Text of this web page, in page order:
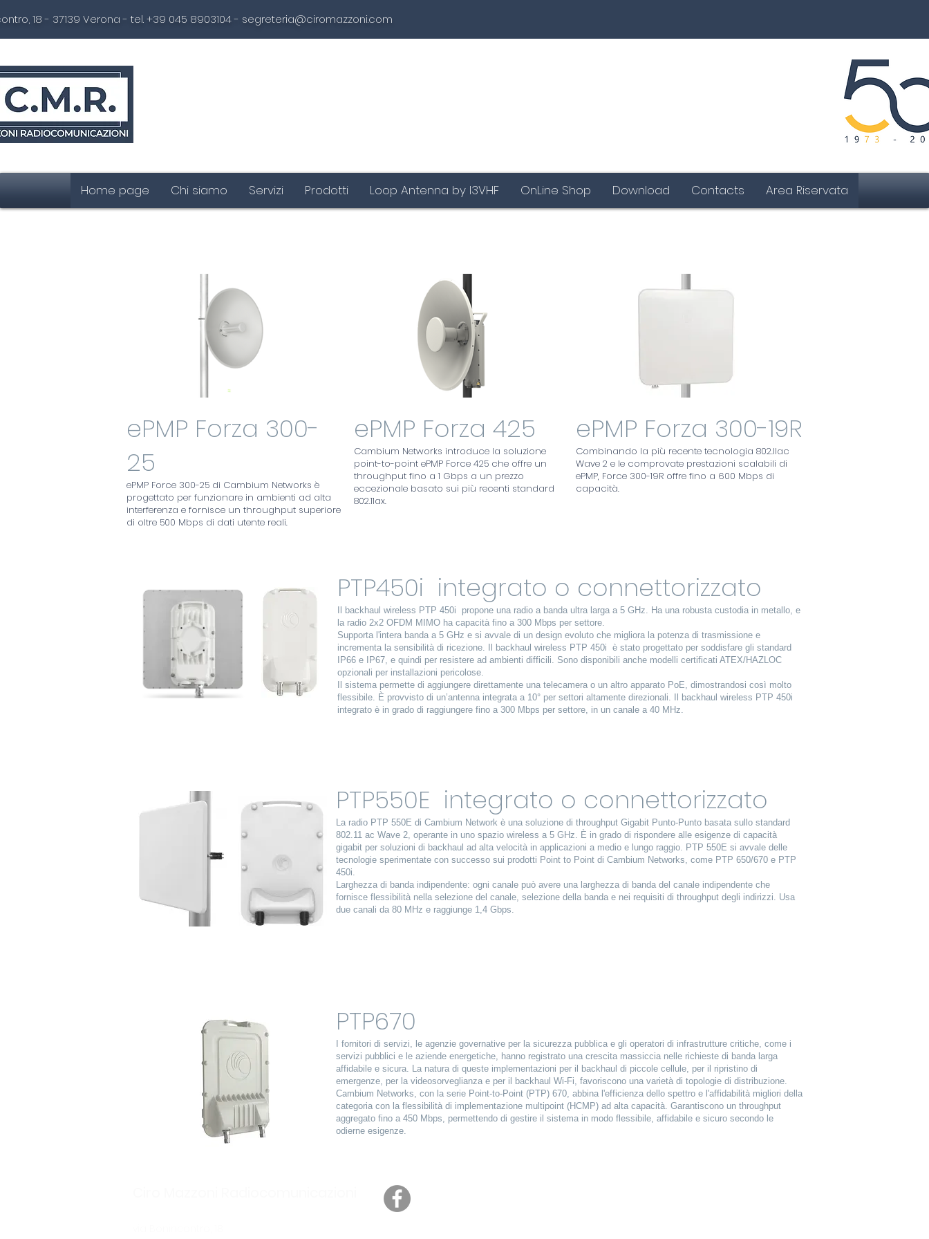
18 - 37139 Verona - tel. +39 045 8903104 - segreteria@ciromazzoni.com
Home page Chi siamo Servizi Prodotti Loop Antenna by I3VHF OnLine Shop Download Contacts Area Riservata
ePMP Forza 300-
25
ePMP Force 300-25 di Cambium Networks è
progettato per funzionare in ambienti ad alta
interferenza e fornisce un throughput superiore
di oltre 500 Mbps di dati utente reali.
ePMP Forza 425
Cambium Networks introduce la soluzione
point-to-point ePMP Force 425 che offre un
throughput fino a 1 Gbps a un prezzo
eccezionale basato sui più recenti standard
802.11ax.
ePMP Forza 300-19R
Combinando la più recente tecnologia 802.llac
Wave 2 e le comprovate prestazioni scalabili di
ePMP, Force 300-19R offre fino a 600 Mbps di
capacità.
PTP450i integrato o connettorizzato
Il backhaul wireless PTP 450i propone una radio a banda ultra larga a 5 GHz. Ha una robusta custodia in metallo, e
la radio 2x2 OFDM MIMO ha capacità fino a 300 Mbps per settore.
Supporta l'intera banda a 5 GHz e si avvale di un design evoluto che migliora la potenza di trasmissione e
incrementa la sensibilità di ricezione. Il backhaul wireless PTP 450i è stato progettato per soddisfare gli standard
IP66 e IP67, e quindi per resistere ad ambienti difficili. Sono disponibili anche modelli certificati ATEX/HAZLOC
opzionali per installazioni pericolose.
Il sistema permette di aggiungere direttamente una telecamera o un altro apparato PoE, dimostrandosi così molto
flessibile. È provvisto di un’antenna integrata a 10° per settori altamente direzionali. Il backhaul wireless PTP 450i
integrato è in grado di raggiungere fino a 300 Mbps per settore, in un canale a 40 MHz.
PTP550E integrato o connettorizzato
La radio PTP 550E di Cambium Network è una soluzione di throughput Gigabit Punto-Punto basata sullo standard
802.11 ac Wave 2, operante in uno spazio wireless a 5 GHz. È in grado di rispondere alle esigenze di capacità
gigabit per soluzioni di backhaul ad alta velocità in applicazioni a medio e lungo raggio. PTP 550E si avvale delle
tecnologie sperimentate con successo sui prodotti Point to Point di Cambium Networks, come PTP 650/670 e PTP
450i.
Larghezza di banda indipendente: ogni canale può avere una larghezza di banda del canale indipendente che
fornisce flessibilità nella selezione del canale, selezione della banda e nei requisiti di throughput degli indirizzi. Usa
due canali da 80 MHz e raggiunge 1,4 Gbps.
PTP670
I fornitori di servizi, le agenzie governative per la sicurezza pubblica e gli operatori di infrastrutture critiche, come i
servizi pubblici e le aziende energetiche, hanno registrato una crescita massiccia nelle richieste di banda larga
affidabile e sicura. La natura di queste implementazioni per il backhaul di piccole cellule, per il ripristino di
emergenze, per la videosorveglianza e per il backhaul Wi-Fi, favoriscono una varietà di topologie di distribuzione.
Cambium Networks, con la serie Point-to-Point (PTP) 670, abbina l'efficienza dello spettro e l'affidabilità migliori della
categoria con la flessibilità di implementazione multipoint (HCMP) ad alta capacità. Garantiscono un throughput
aggregato fino a 450 Mbps, permettendo di gestire il sistema in modo flessibile, affidabile e sicuro secondo le
odierne esigenze.